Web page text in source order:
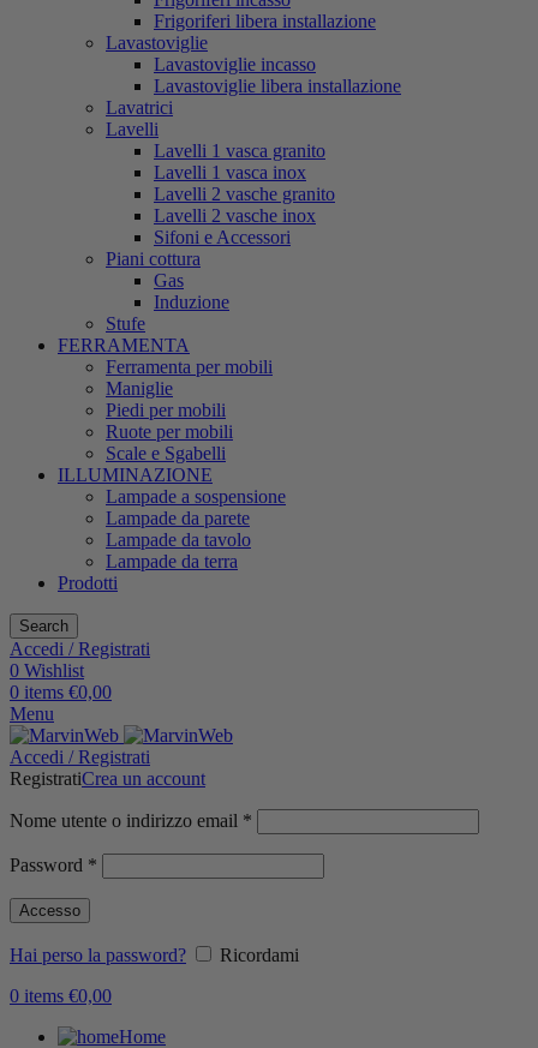
Frigoriferi libera installazione
Lavastoviglie
Lavastoviglie incasso
Lavastoviglie libera installazione
Lavatrici
Lavelli
Lavelli 1 vasca granito
Lavelli 1 vasca inox
Lavelli 2 vasche granito
Lavelli 2 vasche inox
Sifoni e Accessori
Piani cottura
Gas
Induzione
Stufe
FERRAMENTA
Ferramenta per mobili
Maniglie
Piedi per mobili
Ruote per mobili
Scale e Sgabelli
ILLUMINAZIONE
Lampade a sospensione
Lampade da parete
Lampade da tavolo
Lampade da terra
Prodotti
Search
Accedi / Registrati
0 Wishlist
0 items €0,00
Menu
Accedi / Registrati
RegistratiCrea un account
Nome utente o indirizzo email *
Password *
Accesso
Hai perso la password?
Ricordami
0 items €0,00
Home